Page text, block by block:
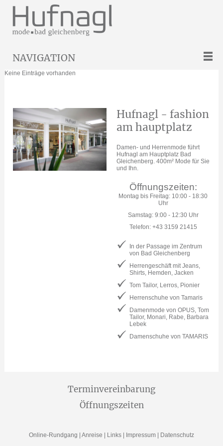
NAVIGATION
Keine Einträge vorhanden
Hufnagl - fashion
am hauptplatz
Damen- und Herrenmode führt
Hufnagl am Hauptplatz Bad
Gleichenberg. 400m² Mode für Sie
und Ihn.
Öffnungszeiten:
Montag bis Freitag: 10:00 - 18:30
Uhr
Samstag: 9:00 - 12:30 Uhr
Telefon: +43 3159 21415
In der Passage im Zentrum
von Bad Gleichenberg
Herrengeschäft mit Jeans,
Shirts, Hemden, Jacken
Tom Tailor, Lerros, Pionier
Herrenschuhe von Tamaris
Damenmode von OPUS, Tom
Tailor, Monari, Rabe, Barbara
Lebek
Damenschuhe von TAMARIS
Terminvereinbarung
Öffnungszeiten
Online-Rundgang | Anreise | Links | Impressum | Datenschutz